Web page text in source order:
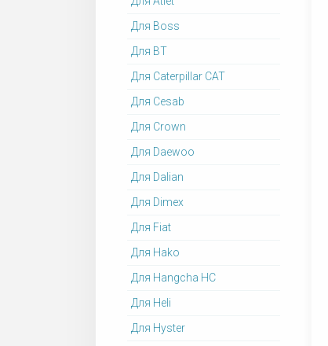
Для Boss
Для BT
Для Caterpillar CAT
Для Cesab
Для Crown
Для Daewoo
Для Dalian
Для Dimex
Для Fiat
Для Hako
Для Hangcha HC
Для Heli
Для Hyster